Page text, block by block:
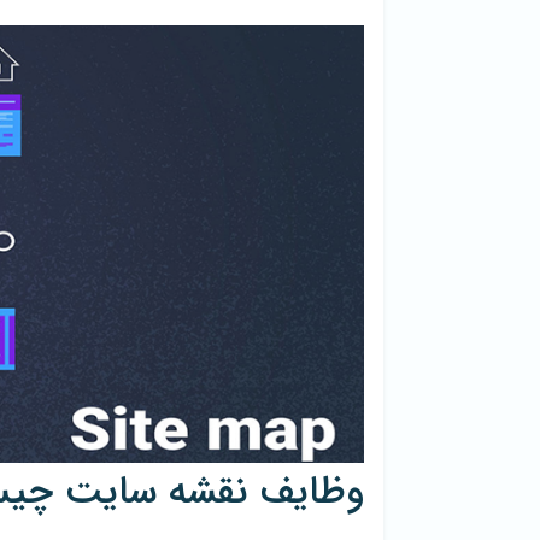
وظایف نقشه سایت